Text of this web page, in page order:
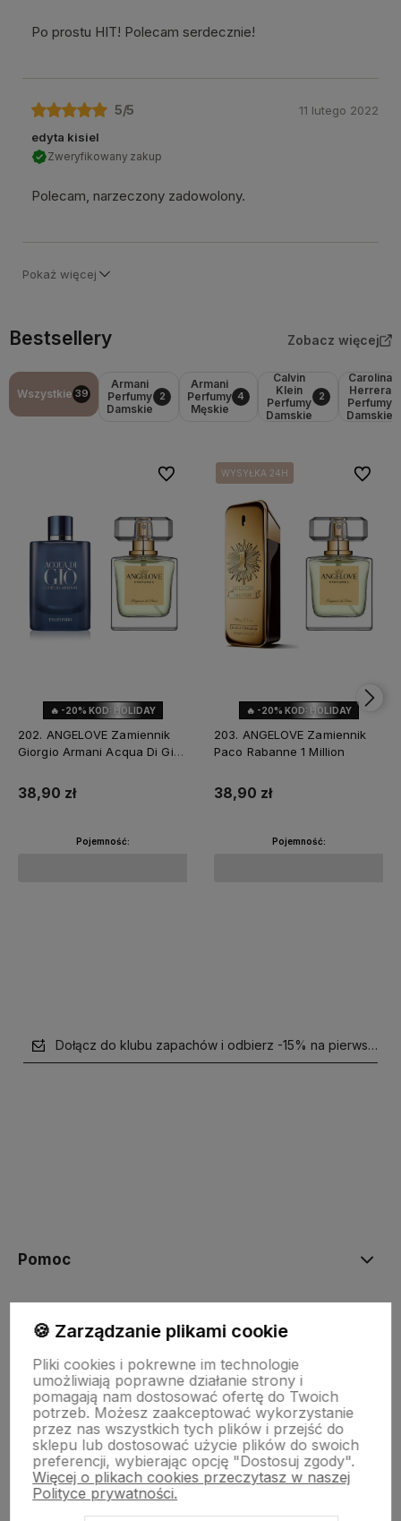
Po prostu HIT! Polecam serdecznie!
5/5
edyta kisiel
Zweryfikowany zakup
Polecam, narzeczony zadowolony.
11 lutego 2022
Pokaż więcej
Bestsellery Zobacz więcej
Wszystkie 39
Armani
Perfumy
Damskie
2
Armani
Perfumy
Męskie
4
Calvin
Klein
Perfumy
Damskie
2
Carolina
Herrera
Perfumy
Damskie
🔥 -20% KOD: HOLIDAY
202. ANGELOVE Zamiennik
Giorgio Armani Acqua Di Gio
38,90 zł
Pojemność:
Do ulubionych
🔥 -20% KOD: HOLIDAY
WYSYŁKA 24H
WYSYŁKA 24H
203. ANGELOVE Zamiennik
Paco Rabanne 1 Million
38,90 zł
Pojemność:
Do
Dołącz do klubu zapachów i odbierz -15% na pierwsze
Pomoc
NASZE PRODUKTY
Moje konto
Płatności i dostawa
Informacje
🍪 Zarządzanie plikami cookie
Pliki cookies i pokrewne im technologie
umożliwiają poprawne działanie strony i
pomagają nam dostosować ofertę do Twoich
potrzeb. Możesz zaakceptować wykorzystanie
przez nas wszystkich tych plików i przejść do
sklepu lub dostosować użycie plików do swoich
preferencji, wybierając opcję "Dostosuj zgody".
Więcej o plikach cookies przeczytasz w naszej
Polityce prywatności.